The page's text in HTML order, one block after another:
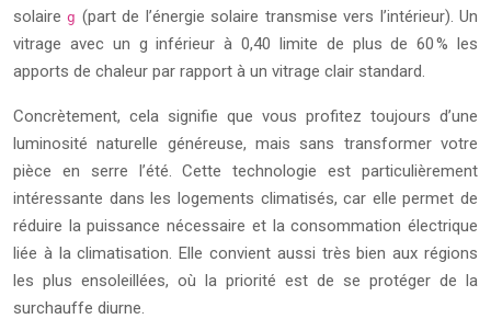
solaireg (part de l’énergie solaire transmise vers l’intérieur). Un
vitrage avec un g inférieur à 0,40 limite de plus de 60 % les
apports de chaleur par rapport à un vitrage clair standard.
Concrètement, cela signifie que vous profitez toujours d’une
luminosité naturelle généreuse, mais sans transformer votre
pièce en serre l’été. Cette technologie est particulièrement
intéressante dans les logements climatisés, car elle permet de
réduire la puissance nécessaire et la consommation électrique
liée à la climatisation. Elle convient aussi très bien aux régions
les plus ensoleillées, où la priorité est de se protéger de la
surchauffe diurne.